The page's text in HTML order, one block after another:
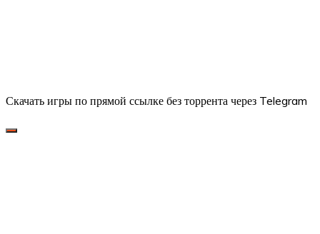
Скачать игры по прямой ссылке без торрента через Telegram